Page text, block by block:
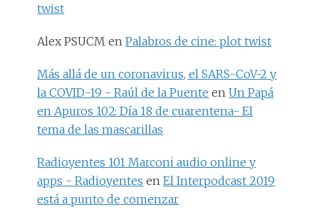
twist
Alex PSUCM enPalabros de cine: plot twist
Más allá de un coronavirus, el SARS-CoV-2 y
la COVID-19 - Raúl de la Puente enUn Papá
en Apuros 102: Día 18 de cuarentena- El
tema de las mascarillas
Radioyentes 101 Marconi audio online y
apps - Radioyentes enEl Interpodcast 2019
está a punto de comenzar